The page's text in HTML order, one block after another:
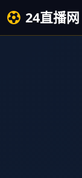
24直播网